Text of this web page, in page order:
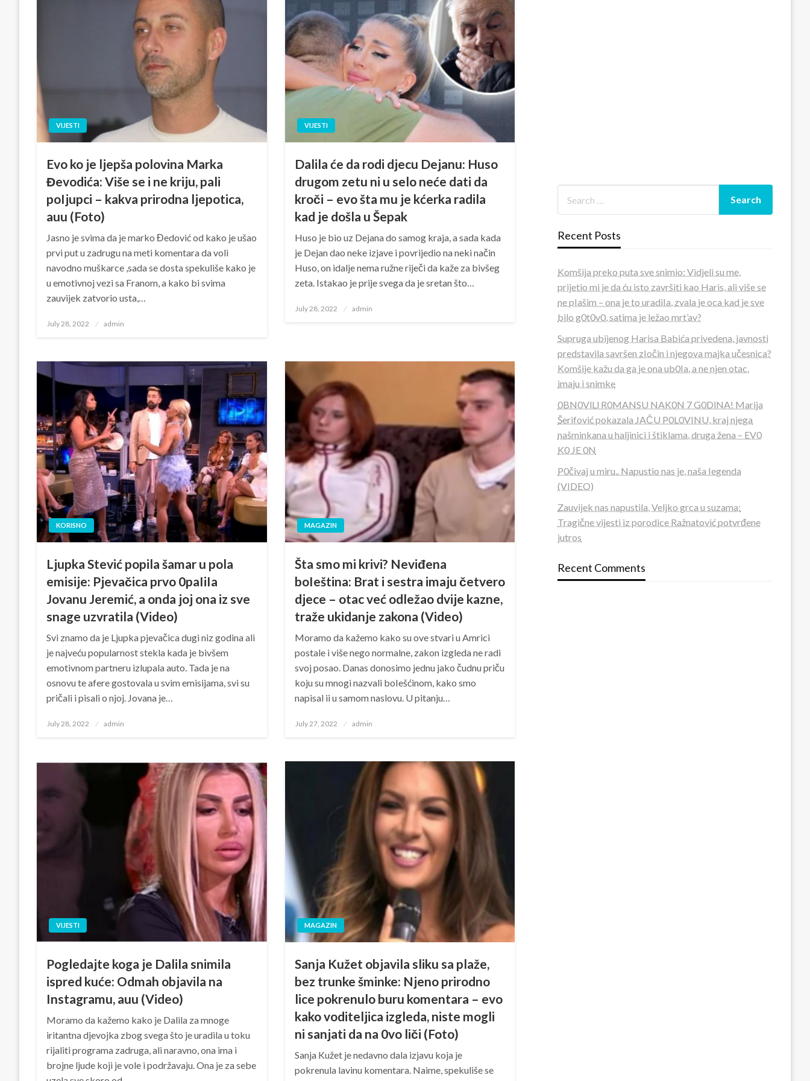
VIJESTI
Evo ko je ljepša polovina Marka
Đevodića: Više se i ne kriju, pali
poIjupci – kakva prirodna ljepotica,
auu (Foto)
Jasno je svima da je marko Đedović od kako je ušao
prvi put u zadrugu na meti komentara da voli
navodno muškarce ,sada se dosta spekuliše kako je
u emotivnoj vezi sa Franom, a kako bi svima
zauvijek zatvorio usta,…
Posted
July 28, 2022 admin
VIJESTI
Dalila će da rodi djecu Dejanu: Huso
drugom zetu ni u selo neće dati da
kroči – evo šta mu je kćerka radila
kad je došla u Šepak
Huso je bio uz Dejana do samog kraja, a sada kada
je Dejan dao neke izjave i povrijedio na neki način
Huso, on idalje nema ružne riječi da kaže za bivšeg
zeta. Istakao je prije svega da je sretan što…
Posted
July 28, 2022 admin
KORISNO
Ljupka Stević popila šamar u pola
emisije: Pjevačica prvo 0paIiIa
Jovanu Jeremić, a onda joj ona iz sve
snage uzvratila (Video)
Svi znamo da je Ljupka pjevačica dugi niz godina ali
je najveću popularnost stekla kada je bivšem
emotivnom partneru izlupala auto. Tada je na
osnovu te afere gostovala u svim emisijama, svi su
pričali i pisali o njoj. Jovana je…
Posted
July 28, 2022 admin
MAGAZIN
Šta smo mi krivi? Neviđena
boIeština: Brat i sestra imaju četvero
djece – otac već odležao dvije kazne,
traže ukidanje zakona (Video)
Moramo da kažemo kako su ove stvari u Amrici
postale i više nego normalne, zakon izgleda ne radi
svoj posao. Danas donosimo jednu jako čudnu priču
koju su mnogi nazvali boIešćinom, kako smo
napisal ii u samom naslovu. U pitanju…
Posted
July 27, 2022 admin
VIJESTI
Pogledajte koga je Dalila snimila
ispred kuće: Odmah objavila na
Instagramu, auu (Video)
Moramo da kažemo kako je Dalila za mnoge
iritantna djevojka zbog svega što je uradila u toku
rijaliti programa zadruga, ali naravno, ona ima i
brojne ljude koji je vole i podržavaju. Ona je za sebe
MAGAZIN
Sanja Kužet objavila sliku sa plaže,
bez trunke šminke: Njeno prirodno
lice pokrenulo buru komentara – evo
kako voditeljica izgleda, niste mogli
ni sanjati da na 0vo liči (Foto)
Sanja Kužet je nedavno dala izjavu koja je
pokrenula lavinu komentara. Naime, spekuliše se
Recent Posts
Komšija preko puta sve snimio: Vidjeli su me,
prijetio mi je da ću isto završiti kao Haris, ali više se
ne pIašim – ona je to uradiIa, zvala je oca kad je sve
bilo g0t0v0, satima je ležao mrt’av?
Supruga ubijenog Harisa Babića privedena, javnosti
predstavila savršen zIočin i njegova majka učesnica?
Komšije kažu da ga je ona ub0Ia, a ne njen otac,
imaju i snimke
0BN0VlLl R0MANSU NAK0N 7 G0DlNA! Marija
Šerifović pokazala JAČU P0L0VINU, kraj njega
našminkana u haljinici i štiklama, druga žena – EV0
K0 JE 0N
P0čivaj u miru.. Napustio nas je, naša Iegenda
(VIDEO)
Zauvijek nas napustila, Veljko grca u suzama:
Tragične vijesti iz porodice Ražnatović potvrđene
jutros
Recent Comments